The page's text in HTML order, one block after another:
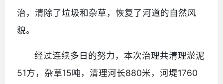
治，清除了垃圾和杂草，恢复了河道的自然风
貌。
经过连续多日的努力，本次治理共清理淤泥
51方，杂草15吨，清理河长880米，河堤1760